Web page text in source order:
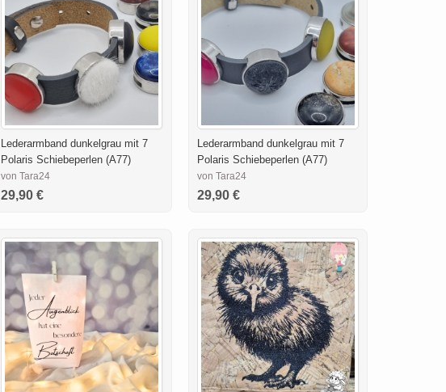
Lederarmband dunkelgrau mit 7
Polaris Schiebeperlen (A77)
von Tara24
29,90 €
Lederarmband dunkelgrau mit 7
Polaris Schiebeperlen (A77)
von Tara24
29,90 €